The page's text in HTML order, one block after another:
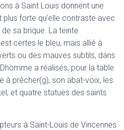
à Saint Louis donnent une
plus forte qu’elle contraste avec
sa brique. La teinte
certes le bleu, mais allié à
ou des mauves subtils, dans
a réalisés, pour la table
à prêcher(g), son abat-voix, les
et quatre statues des saints
à Saint-Louis de Vincennes